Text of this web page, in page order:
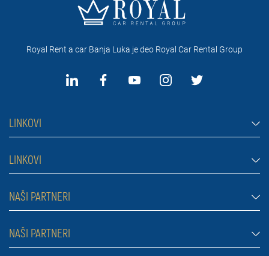
Royal Rent a car Banja Luka je deo Royal Car Rental Group
LINKOVI
Rent a car Banja Luka
Automobili
Džipovi i SUV vozila
Luksuzni automobili
LINKOVI
Najčešća pitanja
Uslovi najma
Blog
NAŠI PARTNERI
Rent a car Beograd ZIM
Rent a car Beograd ALDI
NAŠI PARTNERI